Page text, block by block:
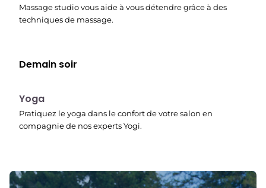
Massage studio vous aide à vous détendre grâce à des
techniques de massage.
Demain soir
00:15
Yoga
Pratiquez le yoga dans le confort de votre salon en
compagnie de nos experts Yogi.